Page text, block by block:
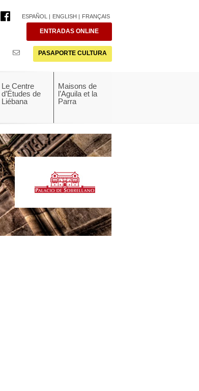
ESPAÑOL ENGLISH FRANÇAIS
ENTRADAS ONLINE
PASAPORTE CULTURA
Le Centre
d’Études de
Liébana
Maisons de
l’Aguila et la
Parra